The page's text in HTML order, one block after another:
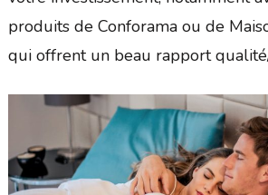
produits de Conforama ou de
qui offrent un beau rapport